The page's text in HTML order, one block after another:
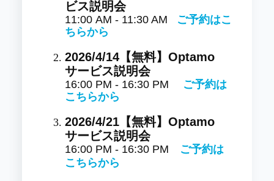
ビス説明会
11:00 AM - 11:30 AM
ご予約はこ
ちらから
2026/4/14【無料】Optamo
サービス説明会
16:00 PM - 16:30 PM
ご予約は
こちらから
2026/4/21【無料】Optamo
サービス説明会
16:00 PM - 16:30 PM
ご予約は
こちらから